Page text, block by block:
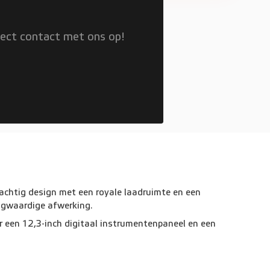
contact met ons op!
design met een royale laadruimte en een
afwerking.
12,3-inch digitaal instrumentenpaneel en een